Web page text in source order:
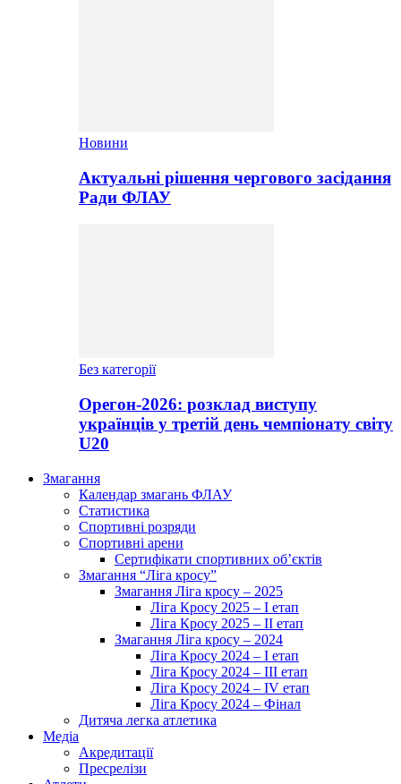
Новини
Актуальні рішення чергового засідання
Ради ФЛАУ
Без категорії
Орегон-2026: розклад виступу
українців у третій день чемпіонату світу
U20
Змагання
Календар змагань ФЛАУ
Статистика
Спортивні розряди
Спортивні арени
Сертифікати спортивних об’єктів
Змагання “Ліга кросу”
Змагання Ліга кросу – 2025
Ліга Кросу 2025 – I етап
Ліга Кросу 2025 – II етап
Змагання Ліга кросу – 2024
Ліга Кросу 2024 – I етап
Ліга Кросу 2024 – III етап
Ліга Кросу 2024 – IV етап
Ліга Кросу 2024 – Фінал
Дитяча легка атлетика
Медіа
Акредитації
Пресрелізи